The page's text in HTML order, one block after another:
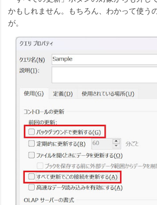
かもしれません。もちろん、わかって使う
が。